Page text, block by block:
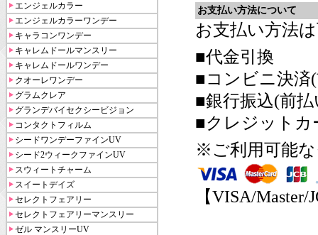
エンジェルカラー
エンジェルカラーワンデー
キャラコンワンデー
キャレムドールマンスリー
キャレムドールワンデー
クオーレワンデー
グラムクレア
グランデバイセクシービジョン
コンタクトフィルム
シードワンデーファインUV
シード2ウィークファインUV
スウィートチャーム
スイートデイズ
セレクトフェアリー
セレクトフェアリーマンスリー
ゼル マンスリーUV
お支払い方法について
お支払い方法
■代金引換
■コンビニ決済
■銀行振込(前払
■クレジットカ
※ご利用可能
【VISA/